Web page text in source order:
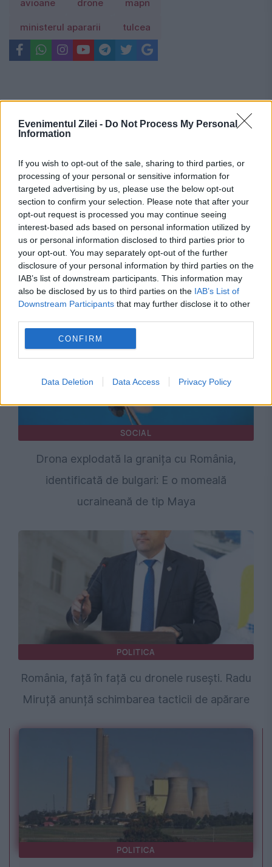
Evenimentul Zilei - Do Not Process My Personal
Information
If you wish to opt-out of the sale, sharing to third parties, or
processing of your personal or sensitive information for
targeted advertising by us, please use the below opt-out
section to confirm your selection. Please note that after your
opt-out request is processed you may continue seeing
interest-based ads based on personal information utilized by
us or personal information disclosed to third parties prior to
your opt-out. You may separately opt-out of the further
disclosure of your personal information by third parties on the
IAB’s list of downstream participants. This information may
also be disclosed by us to third parties on the IAB’s List of
Downstream Participants that may further disclose it to other
CONFIRM
Data Deletion Data Access Privacy Policy
avioane drone mapn
ministerul apararii tulcea
Recomandările noastre
SOCIAL
Drona explodată la granița cu România,
identificată de bulgari: E o momeală
ucraineană de tip Maya
POLITICA
România, față în față cu dronele rusești. Radu
Miruță anunță schimbarea tacticii de apărare
POLITICA